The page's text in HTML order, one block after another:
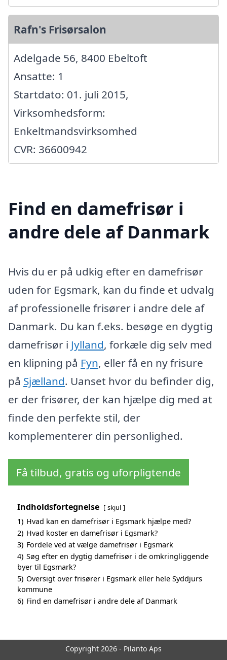
Rafn's Frisørsalon
Adelgade 56, 8400 Ebeltoft
Ansatte: 1
Startdato: 01. juli 2015,
Virksomhedsform:
Enkeltmandsvirksomhed
CVR: 36600942
Find en damefrisør i
andre dele af Danmark
Hvis du er på udkig efter en damefrisør
uden for Egsmark, kan du finde et udvalg
af professionelle frisører i andre dele af
Danmark. Du kan f.eks. besøge en dygtig
damefrisør i Jylland, forkæle dig selv med
en klipning på Fyn, eller få en ny frisure
på Sjælland. Uanset hvor du befinder dig,
er der frisører, der kan hjælpe dig med at
finde den perfekte stil, der
komplementerer din personlighed.
Få tilbud, gratis og uforpligtende
Indholdsfortegnelse skjul
1) Hvad kan en damefrisør i Egsmark hjælpe med?
2) Hvad koster en damefrisør i Egsmark?
3) Fordele ved at vælge damefrisør i Egsmark
4) Søg efter en dygtig damefrisør i de omkringliggende
byer til Egsmark?
5) Oversigt over frisører i Egsmark eller hele Syddjurs
kommune
6) Find en damefrisør i andre dele af Danmark
Copyright 2026 - Pilanto Aps